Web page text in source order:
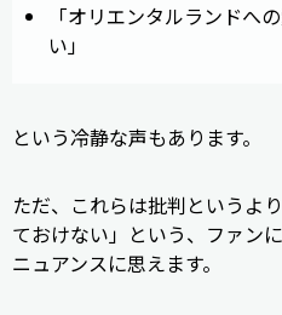
「オリエンタルランドへ
い」
という冷静な声もあります。
ただ、これらは批判というよ
ておけない」という、ファン
ニュアンスに思えます。